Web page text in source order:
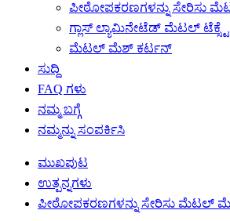
ಪೀಠೋಪಕರಣಗಳನ್ನು ಸೇರಿಸು
ಗ್ಲಾಸ್ ಲ್ಯಾಮಿನೇಟೆಡ್ ಮೆಟಲ್
ಮೆಟಲ್ ಮೆಶ್ ಕರ್ಟನ್
ಸುದ್ದಿ
FAQ ಗಳು
ನಮ್ಮ ಬಗ್ಗೆ
ನಮ್ಮನ್ನು ಸಂಪರ್ಕಿಸಿ
ಮುಖಪುಟ
ಉತ್ಪನ್ನಗಳು
ಪೀಠೋಪಕರಣಗಳನ್ನು ಸೇರಿಸು ಮೆಟಲ್